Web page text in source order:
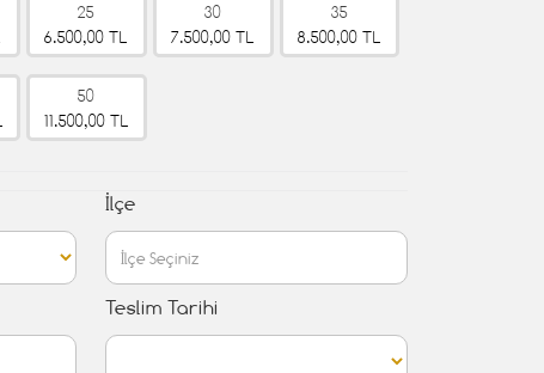
25
6.500,00 TL
30
7.500,00 TL
35
8.500,00 TL
50
11.500,00 TL
İlçe
Teslim Tarihi